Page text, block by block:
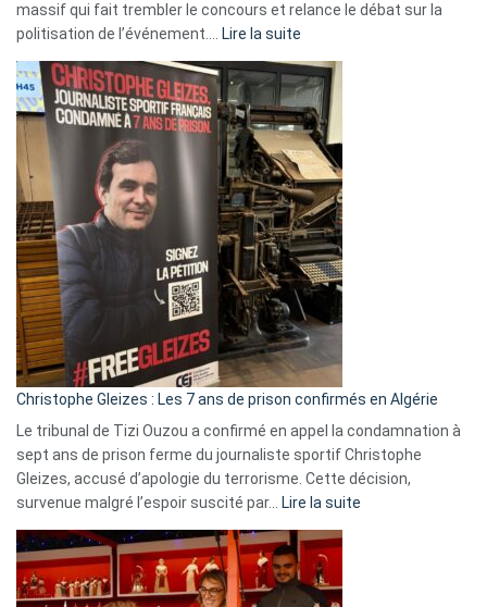
massif qui fait trembler le concours et relance le débat sur la
politisation de l’événement.… Lire la suite
Eurovision
2026
:
Pays-
Bas,
Espagne,
Irlande
et
Slovénie
rejettent
la
présence
d’Israël
Christophe Gleizes : Les 7 ans de prison confirmés en Algérie
Le tribunal de Tizi Ouzou a confirmé en appel la condamnation à
sept ans de prison ferme du journaliste sportif Christophe
Gleizes, accusé d’apologie du terrorisme. Cette décision,
survenue malgré l’espoir suscité par… Lire la suite